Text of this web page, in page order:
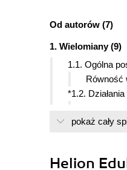
Od autorów (7)
1. Wielomiany (9)
1.1. Ogólna
Równość
*1.2.
Mnożenie
Rozkład
pokaż cały
Helion